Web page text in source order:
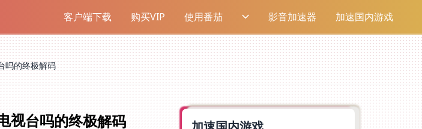
客户端下载 购买VIP 使用番茄 影音加速器 加速国内游戏
吗的终极解码
视台吗的终极解码